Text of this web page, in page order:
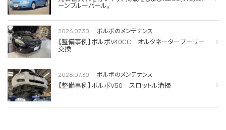
ーンブルーパール。
2026.07.30 ボルボのメンテナンス
【整備事例】ボルボV40CC オルタネータープーリー
交換
2026.07.30 ボルボのメンテナンス
【整備事例】ボルボV50 スロットル清掃